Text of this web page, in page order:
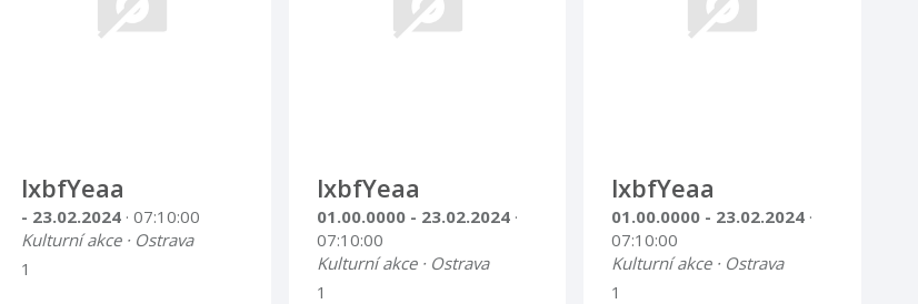
lxbfYeaa
- 23.02.2024 · 07:10:00
Kulturní akce · Ostrava
1
lxbfYeaa
01.00.0000 - 23.02.2024 ·
07:10:00
Kulturní akce · Ostrava
1
lxbfYeaa
01.00.0000 - 23.02.2024 ·
07:10:00
Kulturní akce · Ostrava
1